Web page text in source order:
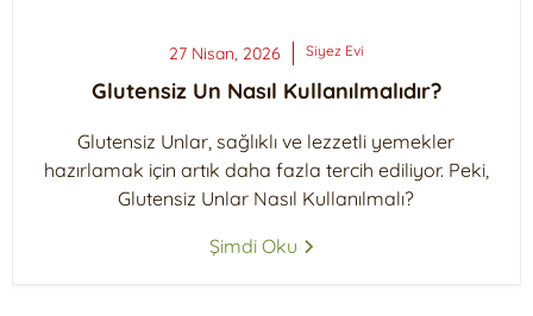
27 Nisan, 2026 Siyez Evi
Glutensiz Un Nasıl Kullanılmalıdır?
Glutensiz Unlar, sağlıklı ve lezzetli yemekler
hazırlamak için artık daha fazla tercih ediliyor. Peki,
Glutensiz Unlar Nasıl Kullanılmalı?
Şimdi Oku